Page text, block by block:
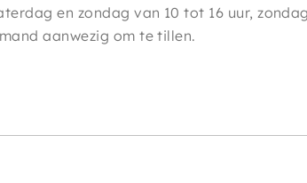
en zondag van 10 tot 16 uur,
aanwezig om te tillen.